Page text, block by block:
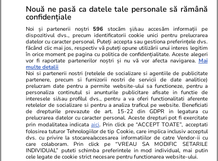
Publicitate
Politica de
confidențialitate
Abonamente
Sitemap
Ringier România
Libertatea pentru
Unica.ro
Program TV
Avantaje
ELLE
Gazeta Sporturilor
Stiri mondene
Calculator sarcina
Ajută Copiii
Locuri de muncă
Imobiliare.ro
Jobradar24
Imoradar24
Colecții Libertatea
Pariază responsabil! Decizia ONJN nr. 821/25.09.2025.
Jocurile de noroc sunt interzise minorilor.
Nouă ne pasă ca datele tale personale să rămână
confidențiale
Noi și partenerii noștri 596 stocăm și/sau accesăm informații pe
dispozitivul dvs., precum identificatorii cookie unici pentru prelucrarea
datelor cu caracter personal. Puteți accepta sau gestiona preferințele dvs.
făcând clic mai jos, respectiv vă puteți opune utilizării unui interes legitim
în orice moment pe pagina cu politica de confidențialitate. Aceste alegeri
vor fi raportate partenerilor noștri și nu vă vor afecta navigarea. Mai
multe detalii
Noi si partenerii nostri (retelele de socializare si agentiile de publicitate
partenere, precum si furnizorii nostri de servicii de date analitice)
prelucram date pentru a permite website-ului sa functioneze, pentru a
personaliza continutul si anunturile publicitare afisate in functie de
interesele si/sau profilul dvs., pentru a va oferi functionalitati aferente
retelelor de socializare si pentru a analiza traficul pe website. Beneficiati
de drepturile prevazute de art. 15-22 din GDPR in legatura cu
prelucrarea datelor cu caracter personal. Aceste drepturi pot fi exercitate
prin modalitatea indicataaici. Prin click pe “ACCEPT TOATE”, acceptati
folosirea tuturor Tehnologiilor de tip Cookie, care implica inclusiv acceptul
dvs. cu privire la stocarea/accesarea informatiilor de catre Vendor-ii cu
care colaboram. Prin click pe “VREAU SA MODIFIC SETARILE
INDIVIDUAL” puteti schimba preferintele in mod individual, mai putin
cele legate de cookie strict necesare pentru functionarea website-ului.